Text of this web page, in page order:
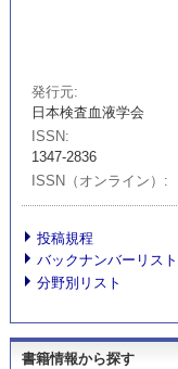
発行元
日本検査血液学会
ISSN
1347-2836
ISSN（オンライン）
投稿規程
バックナンバーリスト
分野別リスト
書籍情報から探す